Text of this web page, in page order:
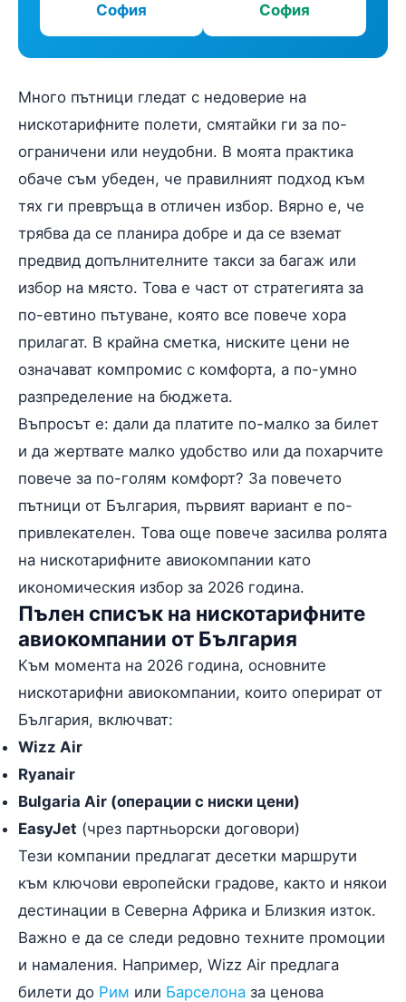
София
София
Много пътници гледат с недоверие на
нискотарифните полети, смятайки ги за по-
ограничени или неудобни. В моята практика
обаче съм убеден, че правилният подход към
тях ги превръща в отличен избор. Вярно е, че
трябва да се планира добре и да се вземат
предвид допълнителните такси за багаж или
избор на място. Това е част от стратегията за
по-евтино пътуване, която все повече хора
прилагат. В крайна сметка, ниските цени не
означават компромис с комфорта, а по-умно
разпределение на бюджета.
Въпросът е: дали да платите по-малко за билет
и да жертвате малко удобство или да похарчите
повече за по-голям комфорт? За повечето
пътници от България, първият вариант е по-
привлекателен. Това още повече засилва ролята
на нискотарифните авиокомпании като
икономическия избор за 2026 година.
Пълен списък на нискотарифните
авиокомпании от България
Към момента на 2026 година, основните
нискотарифни авиокомпании, които оперират от
България, включват:
Wizz Air
Ryanair
Bulgaria Air (операции с ниски цени)
EasyJet (чрез партньорски договори)
Тези компании предлагат десетки маршрути
към ключови европейски градове, както и някои
дестинации в Северна Африка и Близкия изток.
Важно е да се следи редовно техните промоции
и намаления. Например, Wizz Air предлага
билети до Рим или Барселона за ценова